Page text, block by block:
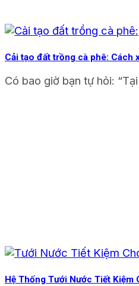
Cải tạo đất trồng cà phê: Cách
Có bao giờ bạn tự hỏi:
Hệ Thống Tưới Nước Tiết Kiệm